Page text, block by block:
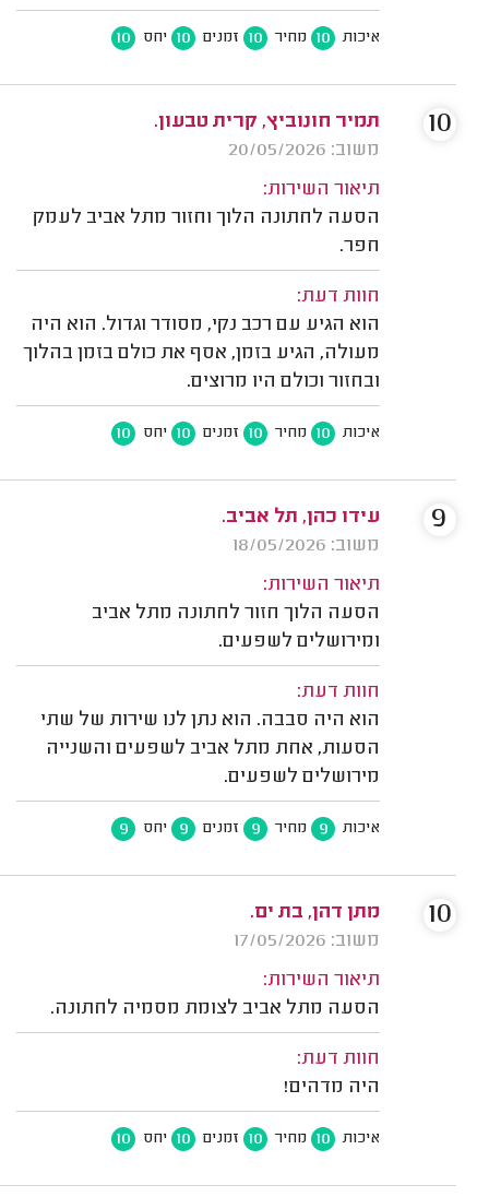
איכות 10 מחיר 10 זמנים 10 יחס 10
תמיר חונוביץ, קרית טבעון.
משוב: 20/05/2026
תיאור השירות:
הסעה לחתונה הלוך וחזור מתל אביב לעמק
חפר.
חוות דעת:
הוא הגיע עם רכב נקי, מסודר וגדול. הוא היה
מעולה, הגיע בזמן, אסף את כולם בזמן בהלוך
ובחזור וכולם היו מרוצים.
איכות 10 מחיר 10 זמנים 10 יחס 10
10
עידו כהן, תל אביב.
משוב: 18/05/2026
תיאור השירות:
הסעה הלוך חזור לחתונה מתל אביב
ומירושלים לשפעים.
חוות דעת:
הוא היה סבבה. הוא נתן לנו שירות של שתי
הסעות, אחת מתל אביב לשפעים והשנייה
מירושלים לשפעים.
איכות 9 מחיר 9 זמנים 9 יחס 9
9
מתן דהן, בת ים.
משוב: 17/05/2026
תיאור השירות:
הסעה מתל אביב לצומת מסמיה לחתונה.
חוות דעת:
היה מדהים!
איכות 10 מחיר 10 זמנים 10 יחס 10
10